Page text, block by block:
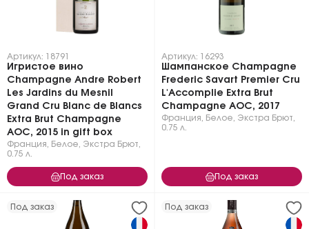
Артикул: 18791
Игристое вино
Champagne Andre Robert
Les Jardins du Mesnil
Grand Cru Blanc de Blancs
Extra Brut Champagne
AOC, 2015 in gift box
Франция Белое Экстра Брют
0.75 л.
Под заказ
Артикул: 16293
Шампанское Champagne
Frederic Savart Premier Cru
L'Accomplie Extra Brut
Champagne AOC, 2017
Франция Белое Экстра Брют
0.75 л.
Под заказ
Под заказ Под заказ